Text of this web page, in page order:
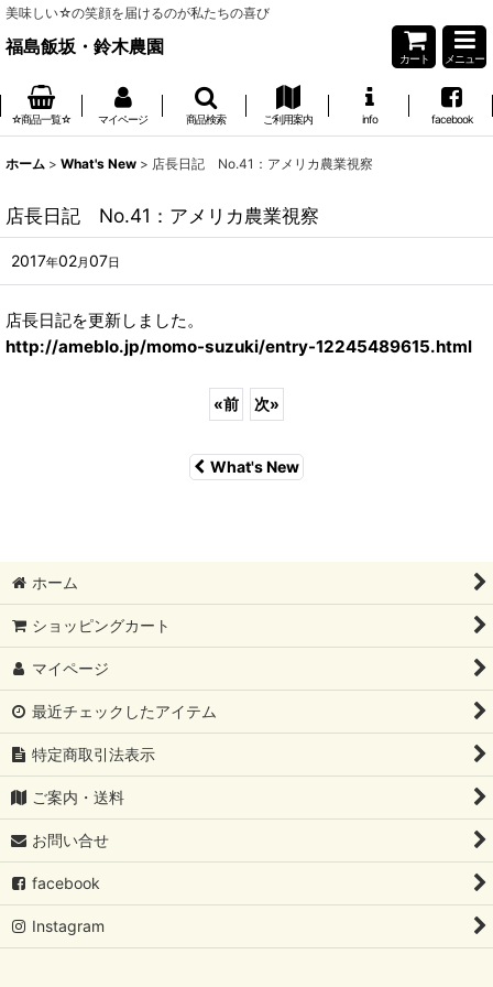
美味しい☆の笑顔を届けるのが私たちの喜び
福島飯坂・鈴木農園
カート メニュー
☆商品一覧☆ マイページ 商品検索 ご利用案内 info facebook
ホーム > What's New > 店長日記 No.41：アメリカ農業視察
店長日記 No.41：アメリカ農業視察
2017年02月07日
店長日記を更新しました。
http://ameblo.jp/momo-suzuki/entry-12245489615.html
«前 次»
What's New
ホーム
ショッピングカート
マイページ
最近チェックしたアイテム
特定商取引法表示
ご案内・送料
お問い合せ
facebook
Instagram